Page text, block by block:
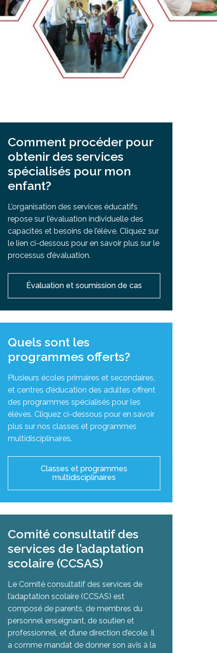
Salle à manger de l’institut culinaire Pius
Coiffure et soins esthétiques à Laurier
Comment procéder pour
obtenir des services
spécialisés pour mon
enfant?
L’organisation des services éducatifs
repose sur l’évaluation individuelle des
capacités et besoins de l’élève. Cliquez sur
le lien ci-dessous pour en savoir plus sur le
processus d’évaluation.
Évaluation et soumission de cas
Quels sont les
programmes offerts?
Plusieurs écoles primaires et secondaires,
et centres d’éducation des adultes offrent
des programmes spécialisés pour les
élèves. Cliquez ci-dessous pour en savoir
plus sur nos classes et programmes
multidisciplinaires.
Classes et programmes
multidisciplinaires
Comité consultatif des
services de l’adaptation
scolaire (CCSAS)
Le Comité consultatif des services de
l’adaptation scolaire (CCSAS) est
composé de parents, de membres du
personnel enseignant, de soutien et
professionnel, et d’une direction d’école. Il
a comme mandat de donner son avis à la